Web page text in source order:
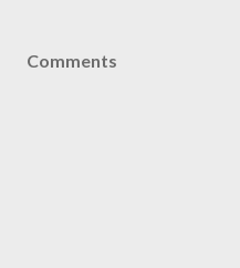
Comments